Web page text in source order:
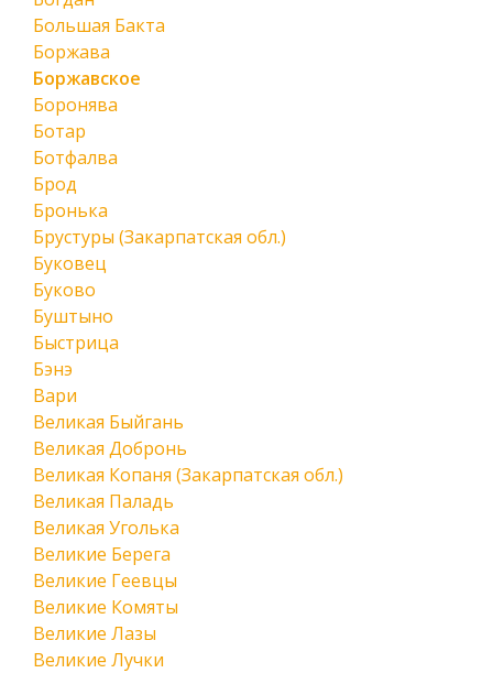
Большая Бакта
Боржава
Боржавское
Боронява
Ботар
Ботфалва
Брод
Бронька
Брустуры (Закарпатская обл.)
Буковец
Буково
Буштыно
Быстрица
Бэнэ
Вари
Великая Быйгань
Великая Добронь
Великая Копаня (Закарпатская обл.)
Великая Паладь
Великая Уголька
Великие Берега
Великие Геевцы
Великие Комяты
Великие Лазы
Великие Лучки